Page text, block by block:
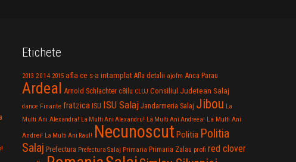
Etichete
2013 2014 2015 afla ce s-a intamplat Afla detalii ajofm Anca Parau
Ardeal Arnold Schlachter c8ilu CLUJ Consiliul Judetean Salaj
dance Finante fratzica ISU ISU Salaj Jandarmeria Salaj Jibou La
Multi Ani Alexandra! La Multi Ani Alexandru! La Multi Ani Andreea! La Multi Ani
Andrei! La Multi Ani Raul! Necunoscut Politia Politia
Salaj Prefectura Prefectura Salaj Primaria Primaria Zalau profi red clover